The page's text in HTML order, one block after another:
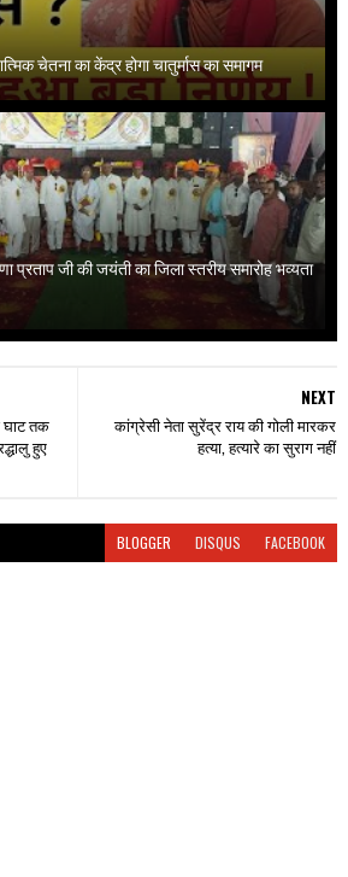
चेतना का केंद्र होगा चातुर्मास का समागम
प्रताप जी की जयंती का जिला स्तरीय समारोह भव्यता
NEXT
कांग्रेसी नेता सुरेंद्र राय की गोली मारकर
हत्या, हत्यारे का सुराग नहीं
घाट तक
हुए
BLOGGER DISQUS FACEBOOK